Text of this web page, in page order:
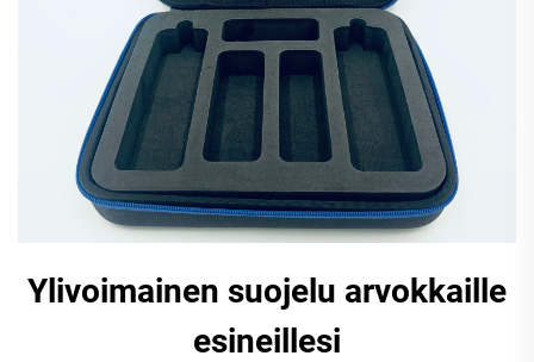
Ylivoimainen suojelu arvokkaille
esineillesi